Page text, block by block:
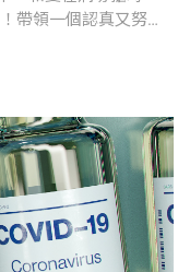
帶領一個認真又努力